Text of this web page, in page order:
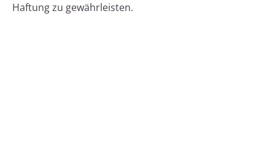
Haftung zu gewährleisten.